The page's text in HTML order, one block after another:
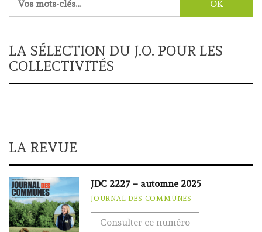
LA SÉLECTION DU J.O. POUR LES
COLLECTIVITÉS
LA REVUE
JDC 2227 – automne 2025
JOURNAL DES COMMUNES
Consulter ce numéro